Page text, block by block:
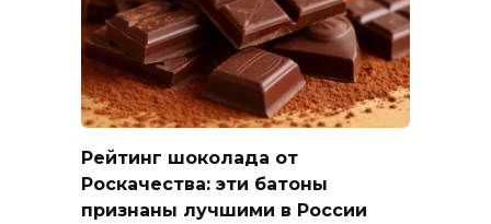
Рейтинг шоколада от
Роскачества: эти батоны
признаны лучшими в России